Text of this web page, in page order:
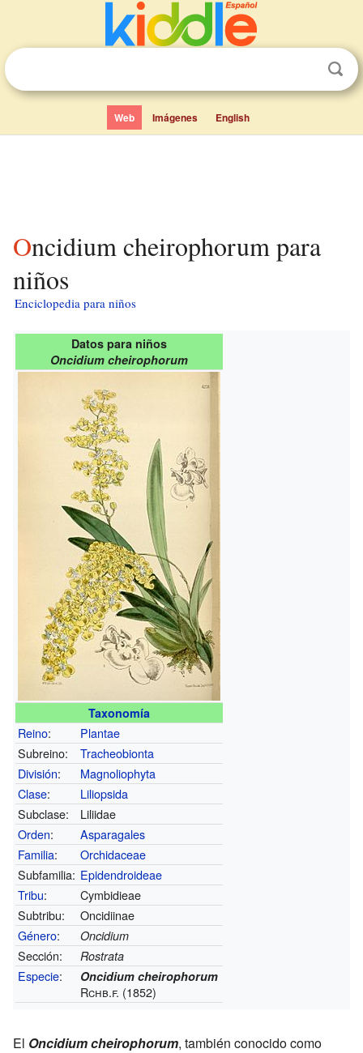
Web Imágenes English
Oncidium cheirophorum para
niños
Enciclopedia para niños
Datos para niños
Oncidium cheirophorum
Taxonomía
Reino:
Plantae
Subreino:
Tracheobionta
División:
Magnoliophyta
Clase:
Liliopsida
Subclase:
Liliidae
Orden:
Asparagales
Familia:
Orchidaceae
Subfamilia: Epidendroideae
Tribu:
Cymbidieae
Subtribu:
Oncidiinae
Género: Oncidium
Sección: Rostrata
Especie: Oncidium cheirophorum
Rchb.f. (1852)
El Oncidium cheirophorum, también conocido como